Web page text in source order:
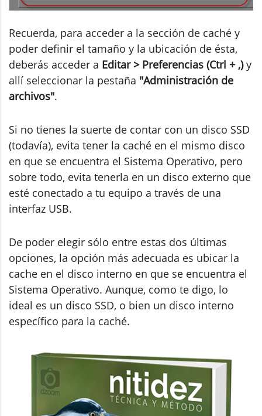
Recuerda, para acceder a la sección de caché y
poder definir el tamaño y la ubicación de ésta,
deberás acceder a Editar > Preferencias (Ctrl + ,)y
allí seleccionar la pestaña "Administración de
archivos".
Si no tienes la suerte de contar con un disco SSD
(todavía), evita tener la caché en el mismo disco
en que se encuentra el Sistema Operativo, pero
sobre todo, evita tenerla en un disco externo que
esté conectado a tu equipo a través de una
interfaz USB.
De poder elegir sólo entre estas dos últimas
opciones, la opción más adecuada es ubicar la
cache en el disco interno en que se encuentra el
Sistema Operativo. Aunque, como te digo, lo
ideal es un disco SSD, o bien un disco interno
específico para la caché.